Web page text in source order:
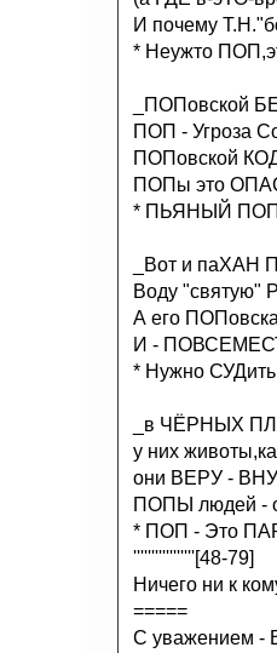
И почему
* Неужто
_ПОПовской
ПОП - Угроза
ПОПовской
ПОПы это
* ПЬЯНЫЙ ПОП
_Вот и
Воду "святую"
А его
И -
* Нужно
_в ЧЁРНЫХ
у них
они ВЕРУ -
ПОПЫ людей -
* ПОП - Это
'''''''''''''''''[48-79]
Ничего ни к
=====
С уважением -